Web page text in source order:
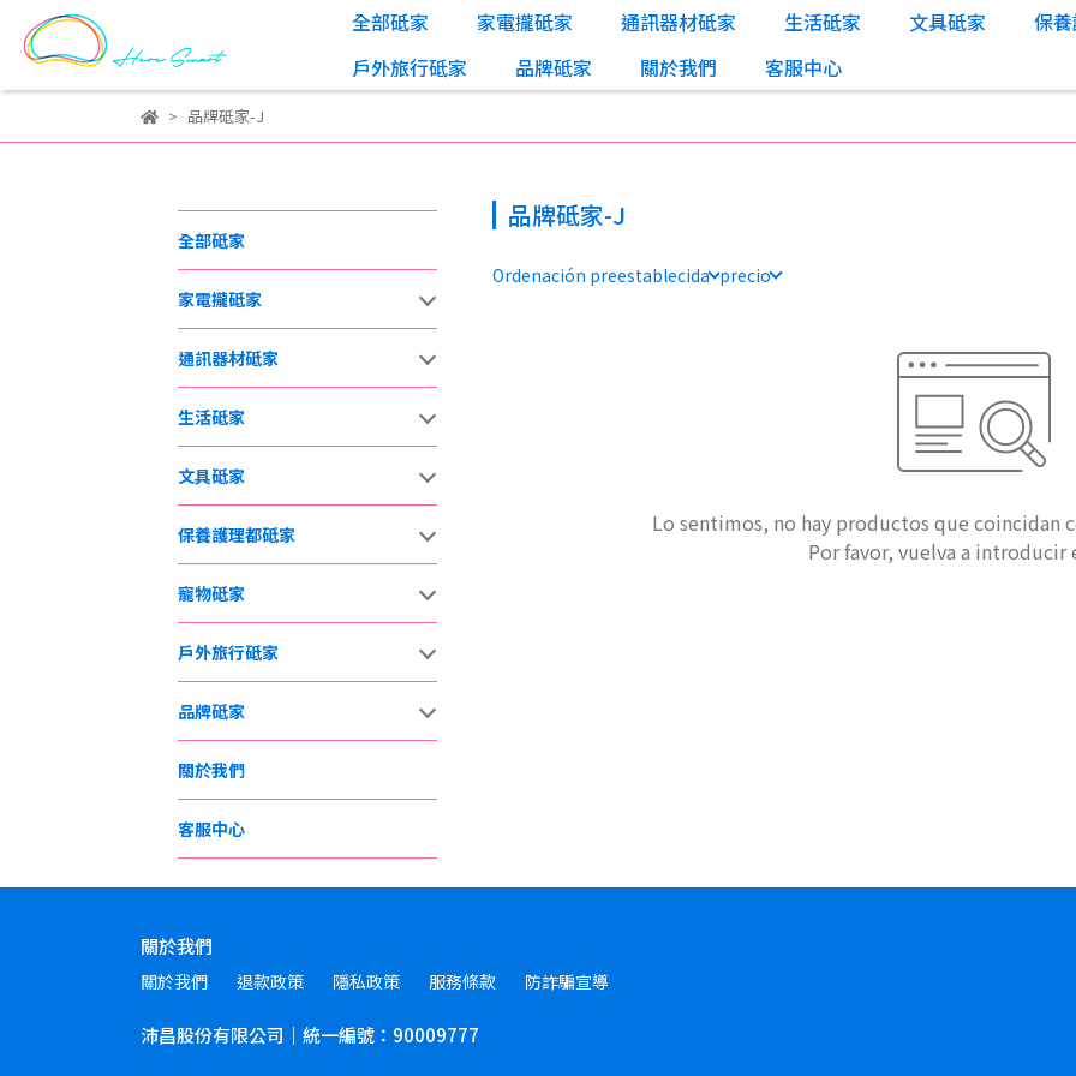
全部砥家 家電攏砥家 通訊器材砥家 生活砥家 文具砥家 保
戶外旅行砥家
品牌砥家 關於我們 客服中心
品牌砥家-J
全部砥家
家電攏砥家
通訊器材砥家
生活砥家
文具砥家
保養護理都砥家
寵物砥家
戶外旅行砥家
品牌砥家
關於我們
客服中心
品牌砥家-J
Ordenación preestablecida precio
Lo sentimos, no hay productos que coincidan
Por favor, vuelva a
關於我們
關於我們 退款政策 隱私政策 服務條款 防詐騙宣導
沛昌股份有限公司｜統一編號：90009777